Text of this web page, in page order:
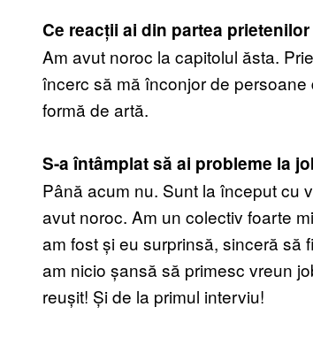
Ce reacții ai din partea
Am avut noroc la capitolul ăsta.
încerc să mă înconjor de
formă de artă.
S-a întâmplat să ai probleme la
Până acum nu. Sunt la început cu
avut noroc. Am un colectiv foarte
am fost și eu surprinsă, sinceră să
am nicio șansă să primesc vreun
reușit! Și de la primul interviu!